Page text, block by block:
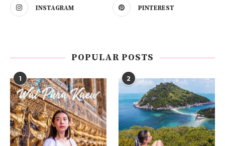
INSTAGRAM PINTEREST
POPULAR POSTS
1 2